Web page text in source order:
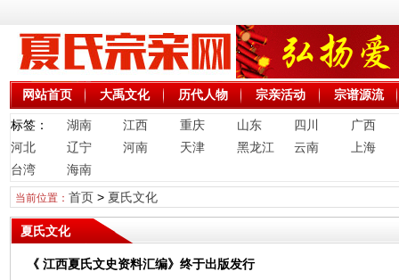
网站首页 大禹文化 历代人物 宗亲活动 宗谱源流
标签： 湖南 江西 重庆 山东 四川
广西
河北
辽宁 河南 天津 黑龙江 云南
上海
台湾
海南
当前位置： 首页> 夏氏文化
夏氏文化
《 江西夏氏文史资料汇编》终于出版发行